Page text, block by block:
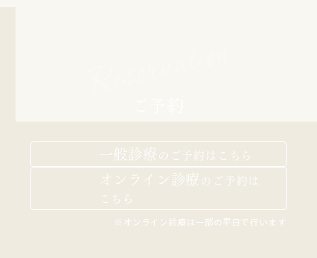
一般診療 の ご予約はこちら
オンライン診療 の ご予約は
こちら
※オンライン診療は一部の平日で行います